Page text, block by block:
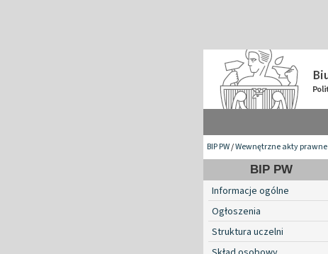
BIP PW/Wewnętrzne akty prawne
BIP PW
Informacje ogólne
Ogłoszenia
Struktura uczelni